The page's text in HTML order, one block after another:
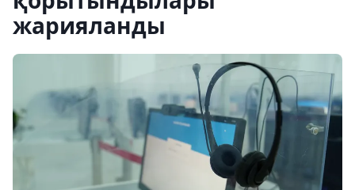
жарияланды